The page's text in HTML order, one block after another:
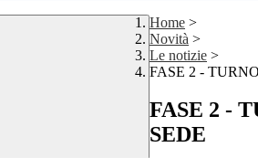
Home >
Novità >
Le notizie >
FASE 2 -
FASE 2 -
SEDE